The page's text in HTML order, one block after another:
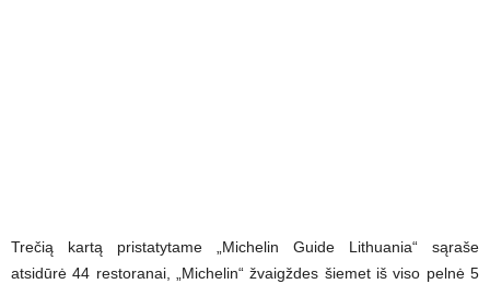
Trečią kartą pristatytame „Michelin Guide Lithuania“ sąraše
atsidūrė 44 restoranai, „Michelin“ žvaigždes šiemet iš viso pelnė 5